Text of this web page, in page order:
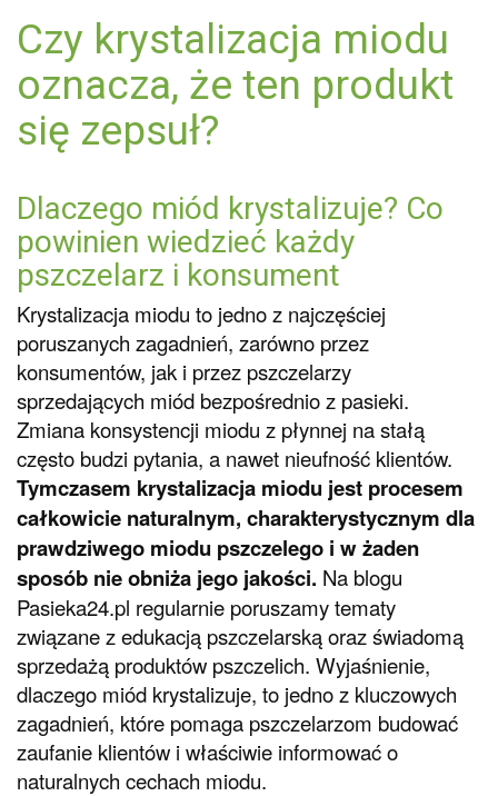
Czy krystalizacja miodu
oznacza, że ten produkt
się zepsuł?
Dlaczego miód krystalizuje? Co
powinien wiedzieć każdy
pszczelarz i konsument
Krystalizacja miodu to jedno z najczęściej
poruszanych zagadnień, zarówno przez
konsumentów, jak i przez pszczelarzy
sprzedających miód bezpośrednio z pasieki.
Zmiana konsystencji miodu z płynnej na stałą
często budzi pytania, a nawet nieufność klientów.
Tymczasem krystalizacja miodu jest procesem
całkowicie naturalnym, charakterystycznym dla
prawdziwego miodu pszczelego i w żaden
sposób nie obniża jego jakości. Na blogu
Pasieka24.pl regularnie poruszamy tematy
związane z edukacją pszczelarską oraz świadomą
sprzedażą produktów pszczelich. Wyjaśnienie,
dlaczego miód krystalizuje, to jedno z kluczowych
zagadnień, które pomaga pszczelarzom budować
zaufanie klientów i właściwie informować o
naturalnych cechach miodu.